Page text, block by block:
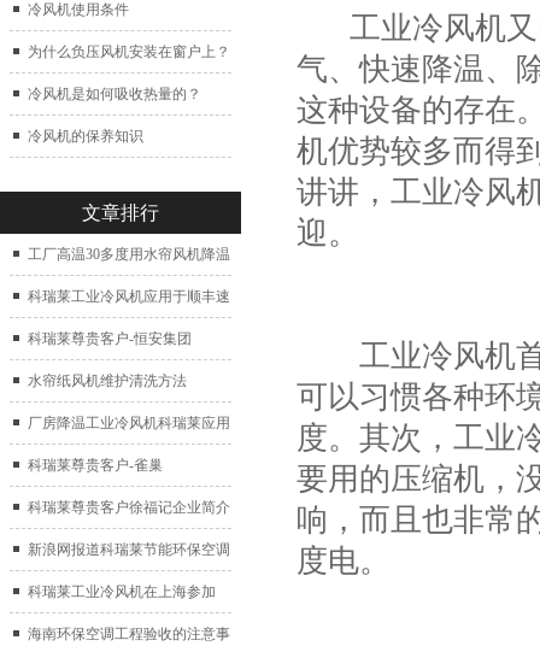
冷风机使用条件
为什么负压风机安装在窗户上？
冷风机是如何吸收热量的？
冷风机的保养知识
文章排行
工厂高温30多度用水帘风机降温
科瑞莱工业冷风机应用于顺丰速
运仓库通风降温
科瑞莱尊贵客户-恒安集团
水帘纸风机维护清洗方法
厂房降温工业冷风机科瑞莱应用
于广州制鞋厂
科瑞莱尊贵客户-雀巢
科瑞莱尊贵客户徐福记企业简介
新浪网报道科瑞莱节能环保空调
扇
科瑞莱工业冷风机在上海参加
2017中国制冷展
海南环保空调工程验收的注意事
工业冷风机
气、快速降温、
这种设备的存在
机优势较多而得
讲讲，工业冷风
迎。
工业冷风机首
可以习惯各种环
度。其次，工业
要用的压缩机，
响，而且也非常
度电。